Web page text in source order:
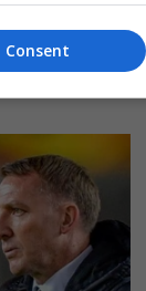
Rodgers,
marrë
Consent